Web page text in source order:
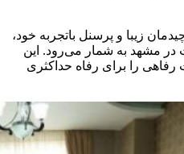
زیبا و پرسنل باتجربه خود،
در مشهد به شمار می‌رود. این
را برای رفاه حداکثری